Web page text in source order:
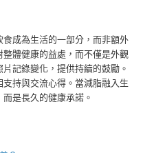
成為生活的一部分，而非額外
體健康的益處，而不僅是外觀
記錄變化，提供持續的鼓勵。
持與交流心得。當減脂融入生
是長久的健康承諾。